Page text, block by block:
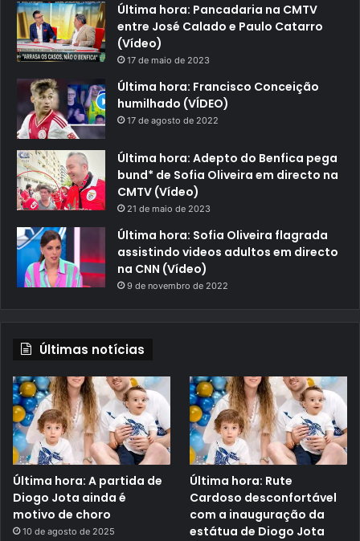
Última hora: Pancadaria na CMTV
entre José Calado e Paulo Catarro
(Vídeo)
17 de maio de 2023
Última hora: Francisco Conceição
humilhado (VÍDEO)
17 de agosto de 2022
Última hora: Adepto do Benfica pega
bund* de Sofia Oliveira em directo na
CMTV (Vídeo)
21 de maio de 2023
Última hora: Sofia Oliveira flagrada
assistindo videos adultos em directo
na CNN (Vídeo)
9 de novembro de 2022
Últimas notícias
Última hora: A partida de
Diogo Jota ainda é
motivo de choro
10 de agosto de 2025
Última hora: Rute
Cardoso desconfortável
com a inauguração da
estátua de Diogo Jota